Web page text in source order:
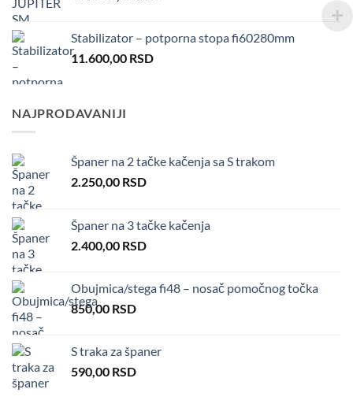
Stabilizator – potporna stopa fi60280mm
11.600,00 RSD
NAJPRODAVANIJI
Španer na 2 tačke kačenja sa S trakom
2.250,00 RSD
Španer na 3 tačke kačenja
2.400,00 RSD
Obujmica/stega fi48 – nosač pomočnog točka
850,00 RSD
S traka za španer
590,00 RSD